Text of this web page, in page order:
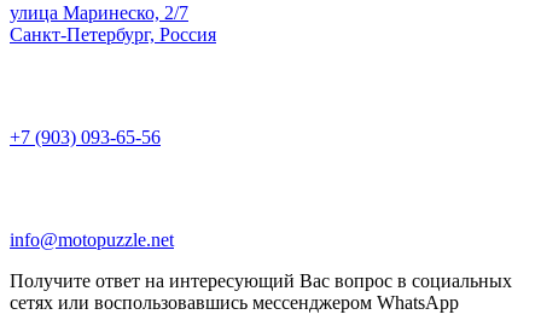
улица Маринеско, 2/7
Санкт-Петербург, Россия
+7 (903) 093-65-56
info@motopuzzle.net
Получите ответ на интересующий Вас вопрос в социальных
сетях или воспользовавшись мессенджером WhatsApp